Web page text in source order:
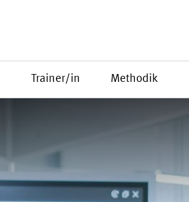
Trainer/in Methodik